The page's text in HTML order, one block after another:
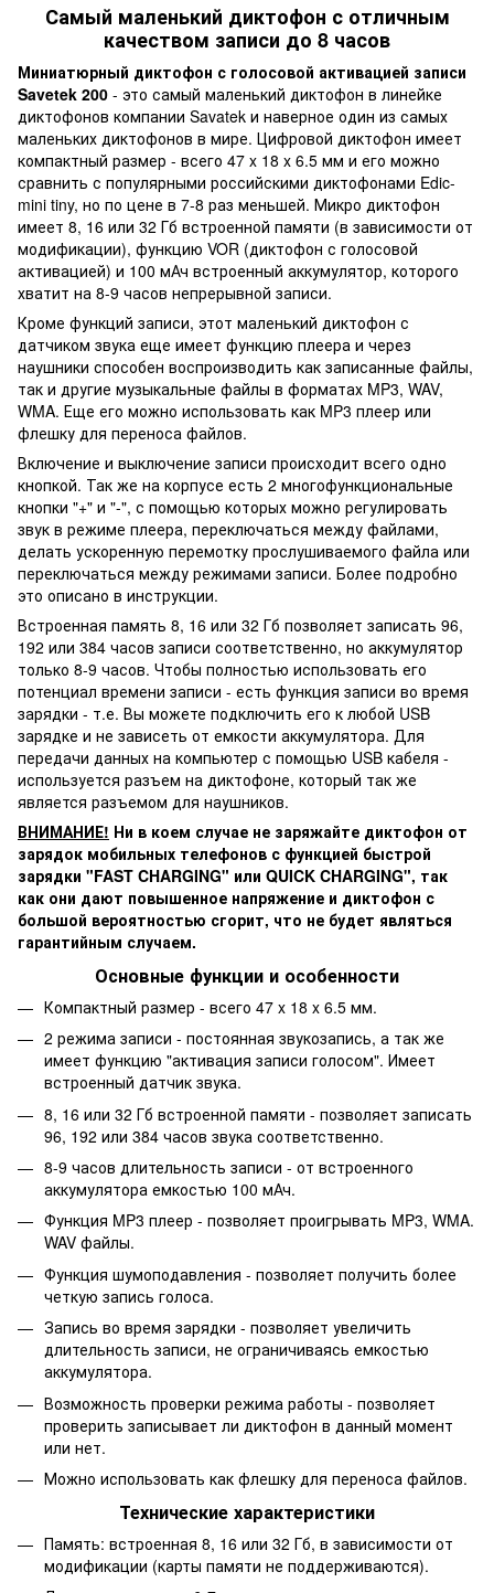
Самый маленький диктофон с отличным
качеством записи до 8 часов
Миниатюрный диктофон с голосовой активацией записи
Savetek 200 - это самый маленький диктофон в линейке
диктофонов компании Savatek и наверное один из самых
маленьких диктофонов в мире. Цифровой диктофон имеет
компактный размер - всего 47 x 18 x 6.5 мм и его можно
сравнить с популярными российскими диктофонами Edic-
mini tiny, но по цене в 7-8 раз меньшей. Микро диктофон
имеет 8, 16 или 32 Гб встроенной памяти (в зависимости от
модификации), функцию VOR (диктофон с голосовой
активацией) и 100 мАч встроенный аккумулятор, которого
хватит на 8-9 часов непрерывной записи.
Кроме функций записи, этот маленький диктофон с
датчиком звука еще имеет функцию плеера и через
наушники способен воспроизводить как записанные файлы,
так и другие музыкальные файлы в форматах MP3, WAV,
WMA. Еще его можно использовать как MP3 плеер или
флешку для переноса файлов.
Включение и выключение записи происходит всего одно
кнопкой. Так же на корпусе есть 2 многофункциональные
кнопки "+" и "-", с помощью которых можно регулировать
звук в режиме плеера, переключаться между файлами,
делать ускоренную перемотку прослушиваемого файла или
переключаться между режимами записи. Более подробно
это описано в инструкции.
Встроенная память 8, 16 или 32 Гб позволяет записать 96,
192 или 384 часов записи соответственно, но аккумулятор
только 8-9 часов. Чтобы полностью использовать его
потенциал времени записи - есть функция записи во время
зарядки - т.е. Вы можете подключить его к любой USB
зарядке и не зависеть от емкости аккумулятора. Для
передачи данных на компьютер с помощью USB кабеля -
используется разъем на диктофоне, который так же
является разъемом для наушников.
ВНИМАНИЕ! Ни в коем случае не заряжайте диктофон от
зарядок мобильных телефонов с функцией быстрой
зарядки "FAST CHARGING" или QUICK CHARGING", так
как они дают повышенное напряжение и диктофон с
большой вероятностью сгорит, что не будет являться
гарантийным случаем.
Основные функции и особенности
Компактный размер - всего 47 x 18 x 6.5 мм.
2 режима записи - постоянная звукозапись, а так же
имеет функцию "активация записи голосом". Имеет
встроенный датчик звука.
8, 16 или 32 Гб встроенной памяти - позволяет записать
96, 192 или 384 часов звука соответственно.
8-9 часов длительность записи - от встроенного
аккумулятора емкостью 100 мАч.
Функция MP3 плеер - позволяет проигрывать MP3, WMA.
WAV файлы.
Функция шумоподавления - позволяет получить более
четкую запись голоса.
Запись во время зарядки - позволяет увеличить
длительность записи, не ограничиваясь емкостью
аккумулятора.
Возможность проверки режима работы - позволяет
проверить записывает ли диктофон в данный момент
или нет.
Можно использовать как флешку для переноса файлов.
Технические характеристики
Память: встроенная 8, 16 или 32 Гб, в зависимости от
модификации (карты памяти не поддерживаются).